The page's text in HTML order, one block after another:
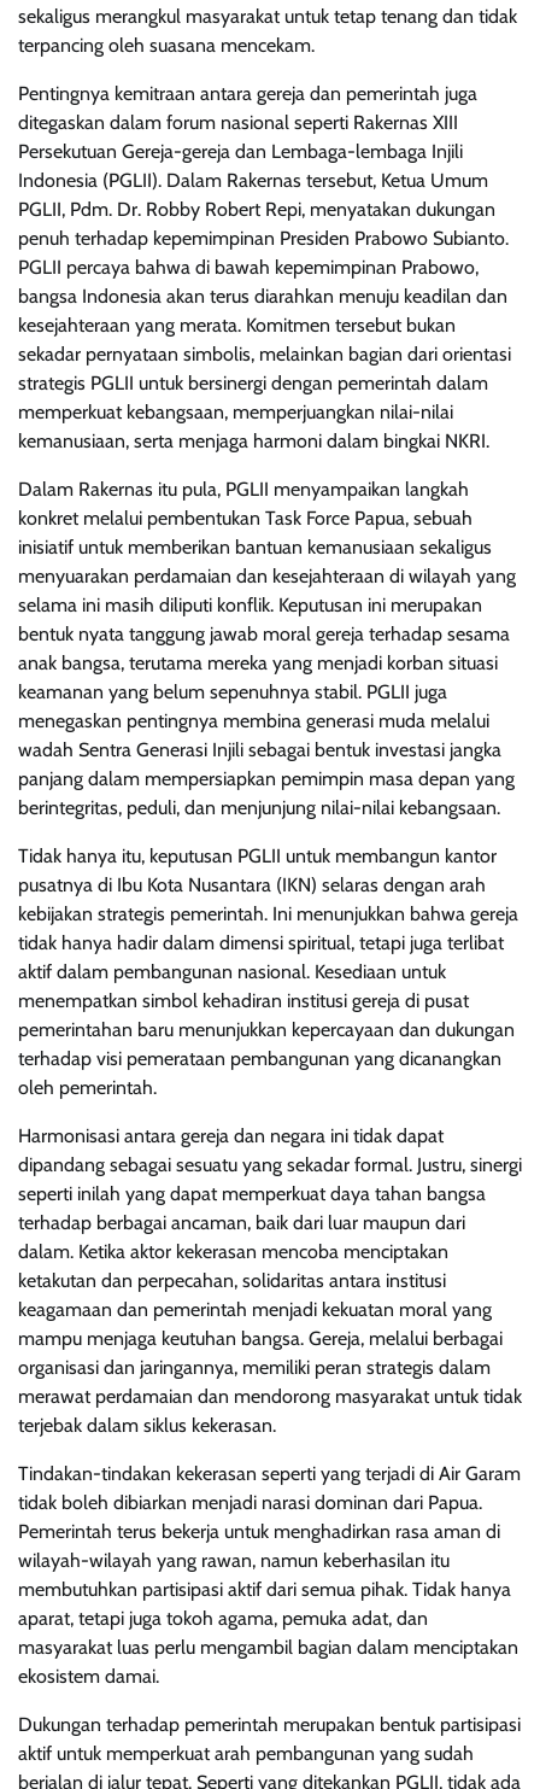
sekaligus merangkul masyarakat untuk tetap tenang dan tidak
terpancing oleh suasana mencekam.
Pentingnya kemitraan antara gereja dan pemerintah juga
ditegaskan dalam forum nasional seperti Rakernas XIII
Persekutuan Gereja-gereja dan Lembaga-lembaga Injili
Indonesia (PGLII). Dalam Rakernas tersebut, Ketua Umum
PGLII, Pdm. Dr. Robby Robert Repi, menyatakan dukungan
penuh terhadap kepemimpinan Presiden Prabowo Subianto.
PGLII percaya bahwa di bawah kepemimpinan Prabowo,
bangsa Indonesia akan terus diarahkan menuju keadilan dan
kesejahteraan yang merata. Komitmen tersebut bukan
sekadar pernyataan simbolis, melainkan bagian dari orientasi
strategis PGLII untuk bersinergi dengan pemerintah dalam
memperkuat kebangsaan, memperjuangkan nilai-nilai
kemanusiaan, serta menjaga harmoni dalam bingkai NKRI.
Dalam Rakernas itu pula, PGLII menyampaikan langkah
konkret melalui pembentukan Task Force Papua, sebuah
inisiatif untuk memberikan bantuan kemanusiaan sekaligus
menyuarakan perdamaian dan kesejahteraan di wilayah yang
selama ini masih diliputi konflik. Keputusan ini merupakan
bentuk nyata tanggung jawab moral gereja terhadap sesama
anak bangsa, terutama mereka yang menjadi korban situasi
keamanan yang belum sepenuhnya stabil. PGLII juga
menegaskan pentingnya membina generasi muda melalui
wadah Sentra Generasi Injili sebagai bentuk investasi jangka
panjang dalam mempersiapkan pemimpin masa depan yang
berintegritas, peduli, dan menjunjung nilai-nilai kebangsaan.
Tidak hanya itu, keputusan PGLII untuk membangun kantor
pusatnya di Ibu Kota Nusantara (IKN) selaras dengan arah
kebijakan strategis pemerintah. Ini menunjukkan bahwa gereja
tidak hanya hadir dalam dimensi spiritual, tetapi juga terlibat
aktif dalam pembangunan nasional. Kesediaan untuk
menempatkan simbol kehadiran institusi gereja di pusat
pemerintahan baru menunjukkan kepercayaan dan dukungan
terhadap visi pemerataan pembangunan yang dicanangkan
oleh pemerintah.
Harmonisasi antara gereja dan negara ini tidak dapat
dipandang sebagai sesuatu yang sekadar formal. Justru, sinergi
seperti inilah yang dapat memperkuat daya tahan bangsa
terhadap berbagai ancaman, baik dari luar maupun dari
dalam. Ketika aktor kekerasan mencoba menciptakan
ketakutan dan perpecahan, solidaritas antara institusi
keagamaan dan pemerintah menjadi kekuatan moral yang
mampu menjaga keutuhan bangsa. Gereja, melalui berbagai
organisasi dan jaringannya, memiliki peran strategis dalam
merawat perdamaian dan mendorong masyarakat untuk tidak
terjebak dalam siklus kekerasan.
Tindakan-tindakan kekerasan seperti yang terjadi di Air Garam
tidak boleh dibiarkan menjadi narasi dominan dari Papua.
Pemerintah terus bekerja untuk menghadirkan rasa aman di
wilayah-wilayah yang rawan, namun keberhasilan itu
membutuhkan partisipasi aktif dari semua pihak. Tidak hanya
aparat, tetapi juga tokoh agama, pemuka adat, dan
masyarakat luas perlu mengambil bagian dalam menciptakan
ekosistem damai.
Dukungan terhadap pemerintah merupakan bentuk partisipasi
aktif untuk memperkuat arah pembangunan yang sudah
berjalan di jalur tepat. Seperti yang ditekankan PGLII, tidak ada